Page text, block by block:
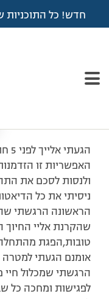
חדש! כל התוכניות
עמוד הבית >מכתבי תודה >
האפשריות זו
ולנסות לסכם את
ניסיתי את כל
הראשונה הרגשתי
שהקרנת אליי החיוך
טובות,הפגת
אומנם הגעתי למטרה
הרגשתי שמכלול חיי
לפגישות ומחכה כל